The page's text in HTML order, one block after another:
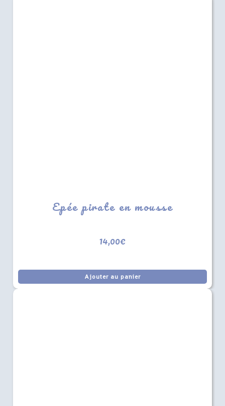
Epée pirate en mousse
14,00€
Ajouter au panier